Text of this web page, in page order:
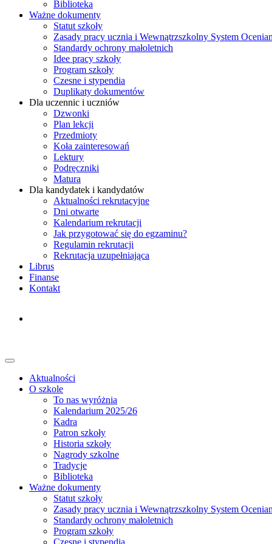
Biblioteka
Ważne dokumenty
Statut szkoły
Zasady pracy ucznia i Wewnątrzszkolny System
Standardy ochrony małoletnich
Idee pracy szkoły
Program szkoły
Czesne i stypendia
Duplikaty dokumentów
Dla uczennic i uczniów
Dzwonki
Plan lekcji
Przedmioty
Koła zainteresowań
Lektury
Podręczniki
Matura
Dla kandydatek i kandydatów
Aktualności rekrutacyjne
Dni otwarte
Kalendarium rekrutacji
Jak przygotować się do egzaminu?
Regulamin rekrutacji
Rekrutacja uzupełniająca
Librus
Finanse
Kontakt
Aktualności
O szkole
To nas wyróżnia
Kalendarium 2025/26
Kadra
Patron szkoły
Historia szkoły
Nagrody szkolne
Tradycje
Biblioteka
Ważne dokumenty
Statut szkoły
Zasady pracy ucznia i Wewnątrzszkolny System
Standardy ochrony małoletnich
Program szkoły
Czesne i stypendia